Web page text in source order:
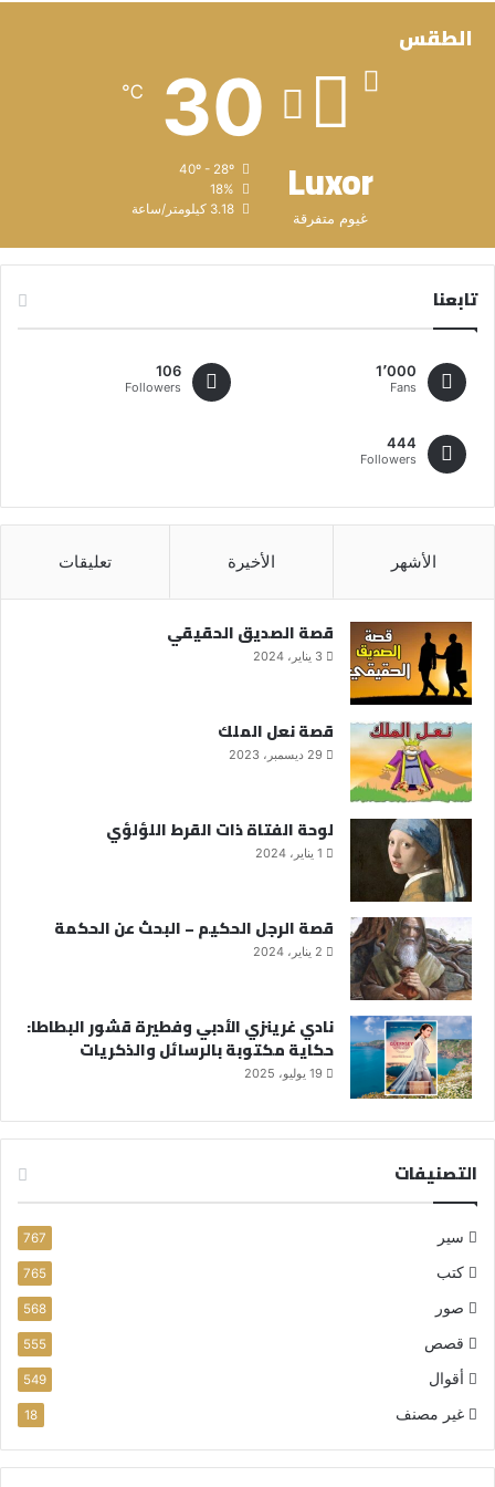
الطقس
Luxor
غيوم متفرقة
30
℃
18%
3.18 كيلومتر/ساعة
تابعنا
1٬000
Fans
106
Followers
444
Followers
الأشهر الأخيرة تعليقات
قصة الصديق الحقيقي
3 يناير، 2024
قصة نعل الملك
29 ديسمبر، 2023
لوحة الفتاة ذات القرط اللؤلؤي
1 يناير، 2024
قصة الرجل الحكيم – البحث عن الحكمة
2 يناير، 2024
نادي غرينزي الأدبي وفطيرة قشور البطاطا:
حكاية مكتوبة بالرسائل والذكريات
19 يوليو، 2025
التصنيفات
سير 767
كتب 765
صور 568
قصص 555
أقوال 549
غير مصنف 18